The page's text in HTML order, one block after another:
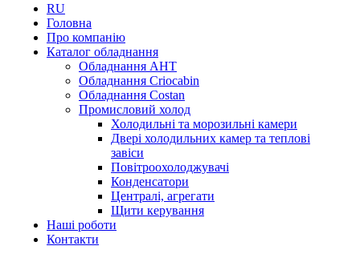
RU
Головна
Про компанію
Каталог обладнання
Обладнання AHT
Обладнання Criocabin
Обладнання Costan
Промисловий холод
Холодильні та морозильні камери
Двері холодильних камер та теплові
завіси
Повітроохолоджувачі
Конденсатори
Централі, агрегати
Щити керування
Наші роботи
Контакти